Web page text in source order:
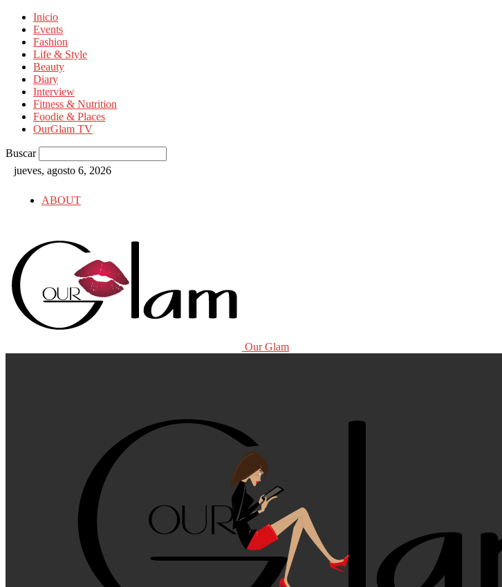
Inicio
Events
Fashion
Life & Style
Beauty
Diary
Interview
Fitness & Nutrition
Foodie & Places
OurGlam TV
Buscar
jueves, agosto 6, 2026
ABOUT
Our Glam